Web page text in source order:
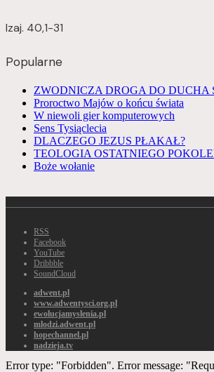
Izaj. 40,1-31
Popularne
ZWODNICZA DROGA DO DUCHA
Proroctwo Majów o końcu świata
W niewoli gier komputerowych
Sens Tysiąclecia
DLACZEGO JEZUS PŁAKAŁ?
TEOLOGIA OSTATNIEGO
Boże wołanie
RSS
Facebook
YouTube
Dribbble
SoundCloud
adwent.pl
www.adwentysci.org.pl
ewolucjamyslenia.pl
mlodzi.adwent.pl
hopechannel.pl
nadzieja.tv
Error type: "Forbidden". Error message: